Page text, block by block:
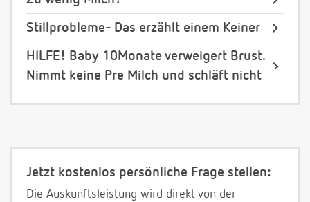
Stillprobleme- Das erzählt einem Keiner
HILFE! Baby 10Monate verweigert Brust.
Nimmt keine Pre Milch und schläft nicht
Jetzt kostenlos persönliche Frage stellen:
Die Auskunftsleistung wird direkt von der